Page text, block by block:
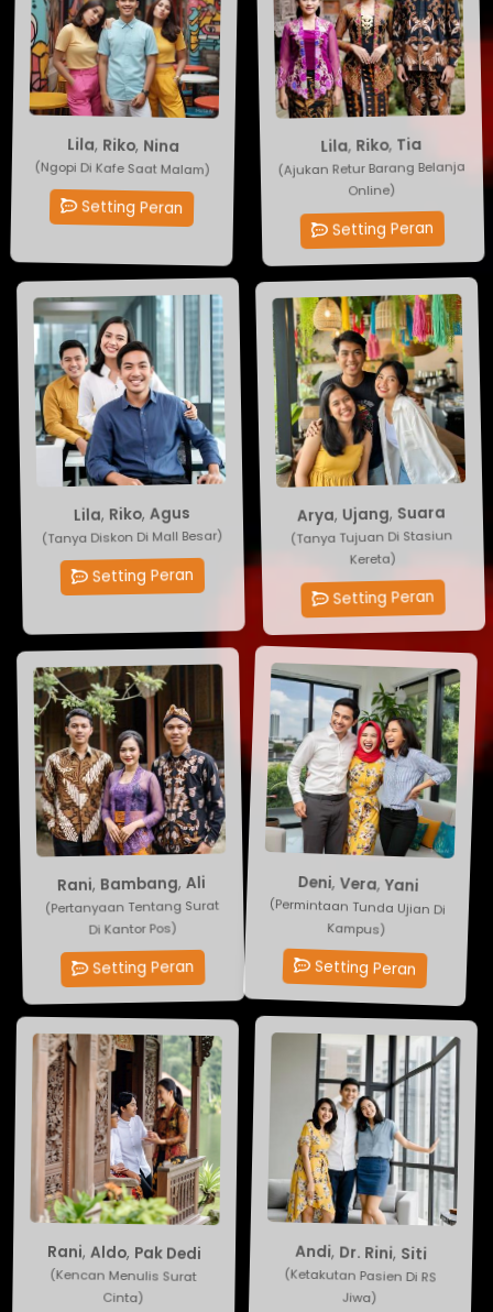
Lila, Riko, Nina
(Ngopi Di Kafe Saat Malam)
Setting Peran
Lila,Riko,Tia
(Ajukan Retur Barang Belanja
Online)
Setting Peran
Lila ,Riko ,Agus
(Tanya Diskon Di Mall Besar)
Setting Peran
Arya,Ujang,Suara
(Tanya Tujuan Di Stasiun
Kereta)
Setting Peran
Rani ,Bambang ,Ali
(Pertanyaan Tentang Surat
Di Kantor Pos)
Setting Peran
Deni ,Vera ,Yani
(Permintaan Tunda Ujian Di
Kampus)
Setting Peran
Rani,Aldo,Pak Dedi
(Kencan Menulis Surat
Cinta)
Andi, Dr. Rini, Siti
(Ketakutan Pasien Di RS
Jiwa)